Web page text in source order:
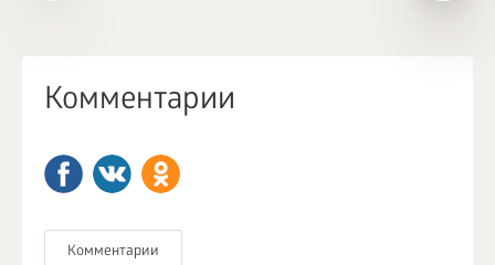
Комментарии
Комментарии